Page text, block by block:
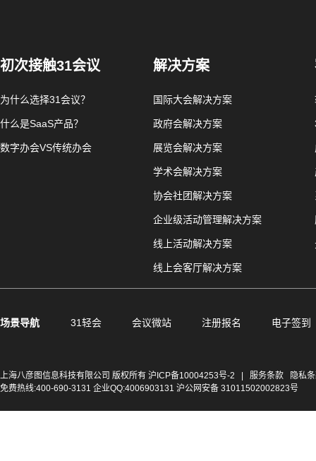
初次接触31会议
为什么选择31会议？
什么是SaaS产品？
数字办会VS传统办会
解决方案
国际大会解决方案
政府会解决方案
展览会解决方案
学术会解决方案
协会社团解决方案
企业级活动管理解决方案
线上活动解决方案
线上会客厅解决方案
场景导航 31轻会 会议微站 注册报名 电子签到
上海八彦图信息科技有限公司 版权所有 沪ICP备10004253号-2 服务条款
隐私
免费热线:400-690-3131 企业QQ:4006903131 沪公网安备 31011502002823号